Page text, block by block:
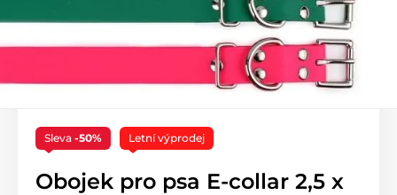
Sleva -50% Letní výprodej
Obojek pro psa E-collar 2,5 x